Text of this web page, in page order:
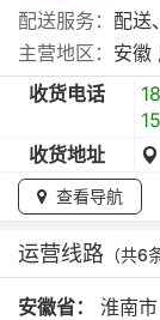
配送服务： 配送
主营地区： 安徽
收货电话
收货地址
查看导航
运营线路 （共6
安徽省： 淮南市